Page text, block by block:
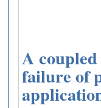
A
failure of